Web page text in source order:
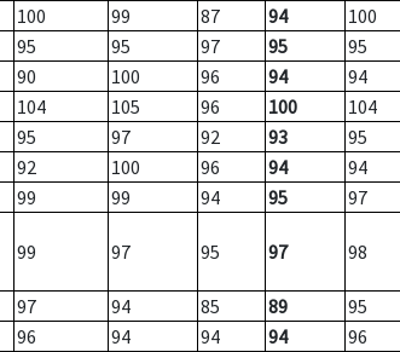
100 99 87 94
100
95 95 97 95
95
90 100 96 94
94
104 105 96 100
104
95 97 92 93
95
92 100 96 94
94
99 99 94 95 97
99 97 95 97 98
97 94 85 89
95
96 94 94 94
96